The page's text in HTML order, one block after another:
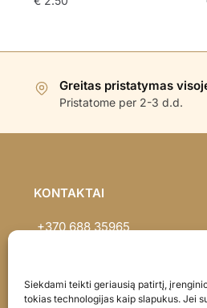
Siekdami teikti geriausią patirtį,
tokias technologijas kaip slapukus. Jei
Greitas pristatymas
Pristatome per 2-3 d.d.
KONTAKTAI
+370 688 35965